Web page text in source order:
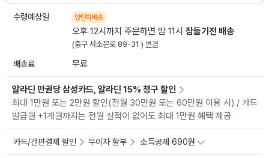
수령예상일 양탄자배송
오후 12시까지 주문하면 밤 11시 잠들기전 배송
(중구 서소문로 89-31 ) 변경
배송료 무료
알라딘 만권당 삼성카드, 알라딘 15% 청구 할인
최대 1만원 또는 2만원 할인(전월 30만원 또는 60만원 이용 시) / 카드
발급월 +1개월까지는 전월 실적이 없어도 최대 1만원 혜택 제공
카드/간편결제 할인 무이자 할부 소득공제 690원